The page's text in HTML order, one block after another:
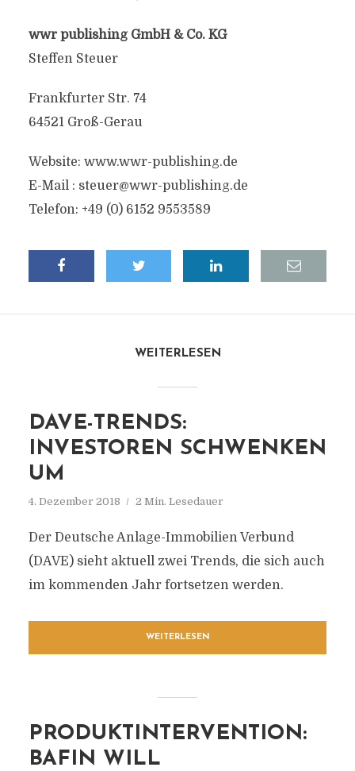
wwr publishing GmbH & Co. KG
Steffen Steuer
Frankfurter Str. 74
64521 Groß-Gerau
Website: www.wwr-publishing.de
E-Mail : steuer@wwr-publishing.de
Telefon: +49 (0) 6152 9553589
WEITERLESEN
DAVE-TRENDS:
INVESTOREN SCHWENKEN
UM
4. Dezember 2018 2 Min. Lesedauer
Der Deutsche Anlage-Immobilien Verbund
(DAVE) sieht aktuell zwei Trends, die sich auch
im kommenden Jahr fortsetzen werden.
WEITERLESEN
PRODUKTINTERVENTION:
BAFIN WILL